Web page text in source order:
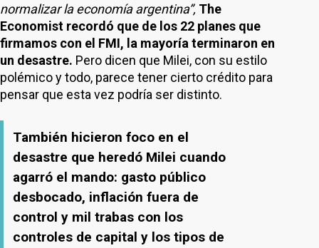
normalizar la economía argentina”, The
Economist recordó que de los 22 planes que
firmamos con el FMI, la mayoría terminaron en
un desastre. Pero dicen que Milei, con su estilo
polémico y todo, parece tener cierto crédito para
pensar que esta vez podría ser distinto.
También hicieron foco en el
desastre que heredó Milei cuando
agarró el mando: gasto público
desbocado, inflación fuera de
control y mil trabas con los
controles de capital y los tipos de